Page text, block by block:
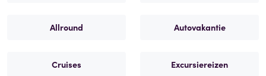
Allround Autovakantie
Cruises Excursiereizen